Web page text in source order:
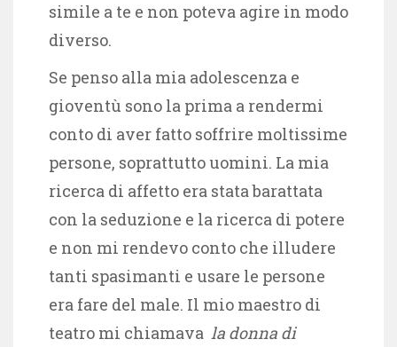
simile a te e non poteva agire in modo
diverso.
Se penso alla mia adolescenza e
gioventù sono la prima a rendermi
conto di aver fatto soffrire moltissime
persone, soprattutto uomini. La mia
ricerca di affetto era stata barattata
con la seduzione e la ricerca di potere
e non mi rendevo conto che illudere
tanti spasimanti e usare le persone
era fare del male. Il mio maestro di
teatro mi chiamava la donna di